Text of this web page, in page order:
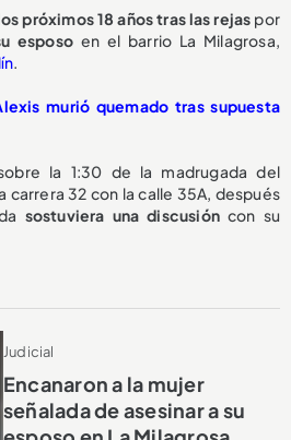
próximos 18 añostras las rejas por
esposo en el barrio La Milagrosa,
.
murió quemado tras supuesta
la 1:30 de la madrugada del
carrera 32 con la calle 35A, después
sostuviera una discusión con su
Judicial
Encanaron a la mujer
señalada de asesinar a su